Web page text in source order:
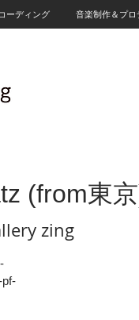
ーディング 音楽制作＆プロ
(from東
zing
pf-